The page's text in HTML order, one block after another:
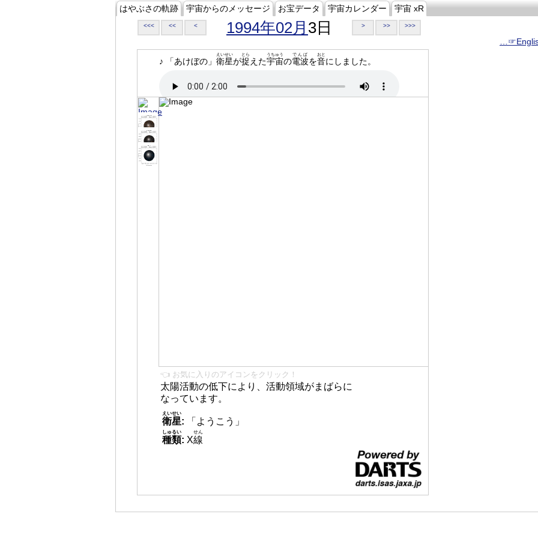
はやぶさの軌跡 宇宙からのメッセージ お宝データ 宇宙カレンダー 宇宙 xR
<<< << < 1994年02月 3日 > >> >>>
♪ 「あけぼの」 衛星
えいせい
が捉
とら
えた宇宙
うちゅう
の電波
でんぱ
を音
おと
にしました。
👈 お気に入りのアイコンをクリック！
太陽活動の低下により、活動領域がまばらに
なっています。
衛星
えいせい
:
「ようこう」
種類
しゅるい
: X線
せん